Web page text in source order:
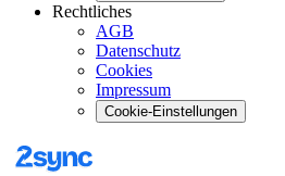
Rechtliches
AGB
Datenschutz
Cookies
Impressum
Cookie-Einstellungen